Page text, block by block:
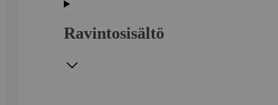
Ravintosisältö